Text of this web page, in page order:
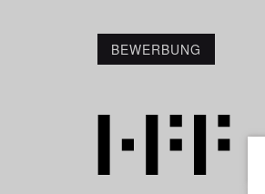
BEWERBUNG